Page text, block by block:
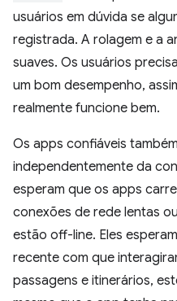
usuários em dúvida se
registrada. A rolagem e a
suaves. Os usuários
um bom desempenho,
realmente funcione bem.
Os apps confiáveis
independentemente da
esperam que os apps
conexões de rede lentas
estão off-line. Eles
recente com que
passagens e itinerários,